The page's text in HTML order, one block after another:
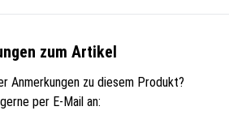
zum Artikel
Anmerkungen zu diesem Produkt?
per E-Mail an: